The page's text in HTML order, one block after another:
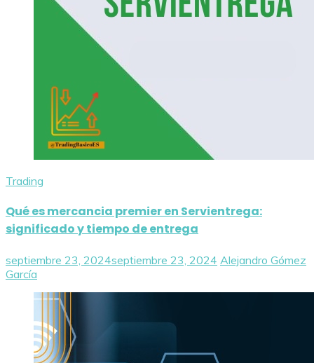
Trading
Qué es mercancia premier en Servientrega:
significado y tiempo de entrega
septiembre 23, 2024septiembre 23, 2024 Alejandro Gómez
García